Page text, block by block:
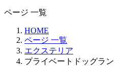
ページ 一覧
HOME
ページ 一覧
エクステリア
プライベートドッグラン